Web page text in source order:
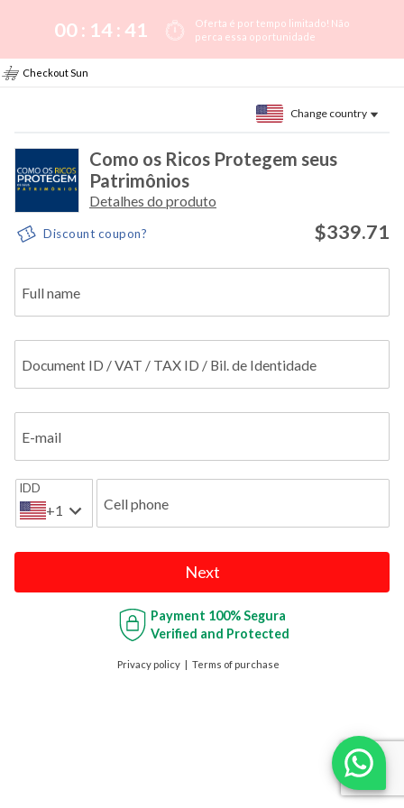
00 : 14 : 40
Oferta é por tempo limitado! Não
perca essa oportunidade
Checkout Sun
Change country
Como os Ricos Protegem seus
Patrimônios
Detalhes do produto
Discount coupon? $339.71
Full name
Document ID / VAT / TAX ID / Bil. de Identidade
E-mail
IDD
+1 Cell phone
Next
Payment 100% Segura
Verified and Protected
Privacy policy Terms of purchase